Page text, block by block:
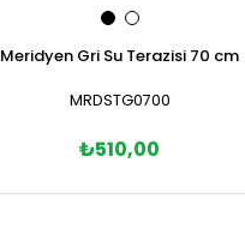
Meridyen Gri Su Terazisi 70 cm
MRDSTG0700
₺510,00